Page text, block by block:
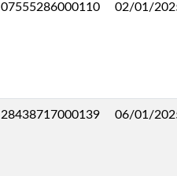
07555286000110 02/01/
28438717000139 06/01/